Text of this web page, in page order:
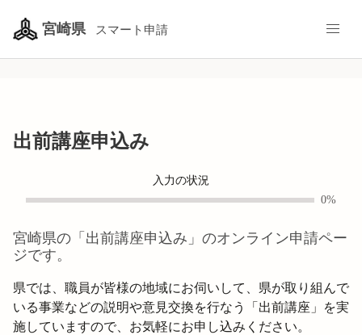
宮崎県 スマート申請
出前講座申込み
入力の状況
0%
宮崎県の「 出前講座申込み 」のオンライン申請ペー
ジです。
県では、職員が皆様の地域にお伺いして、県が取り組んで
いる事業などの説明や意見交換を行なう「出前講座」を実
施していますので、お気軽にお申し込みください。